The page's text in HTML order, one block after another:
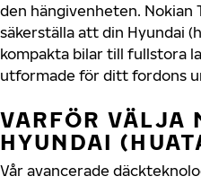
den hängivenheten.
säkerställa att din Hyundai
kompakta bilar till fullstora
utformade för ditt fordons
VARFÖR VÄLJA
HYUNDAI
Vår avancerade